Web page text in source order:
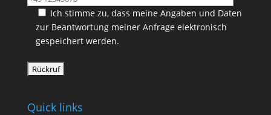
Ich stimme zu, dass meine Angaben und Daten
zur Beantwortung meiner Anfrage elektronisch
gespeichert werden.
Quick links